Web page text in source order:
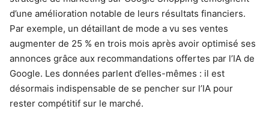
d’une amélioration notable de leurs résultats financiers.
Par exemple, un détaillant de mode a vu ses ventes
augmenter de 25 % en trois mois après avoir optimisé ses
annonces grâce aux recommandations offertes par l’IA de
Google. Les données parlent d’elles-mêmes : il est
désormais indispensable de se pencher sur l’IA pour
rester compétitif sur le marché.